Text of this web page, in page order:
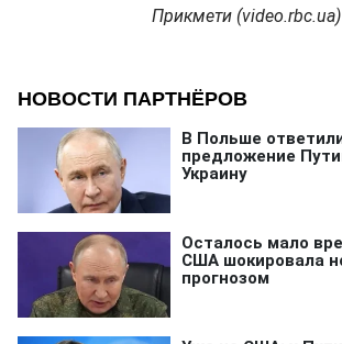
Прикмети (video.rbc.ua)